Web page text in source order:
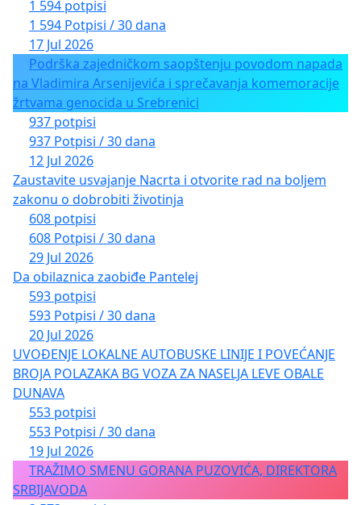
1 594 potpisi
1 594 Potpisi / 30 dana
17 Jul 2026
Podrška zajedničkom saopštenju povodom napada
na Vladimira Arsenijevića i sprečavanja komemoracije
žrtvama genocida u Srebrenici
937 potpisi
937 Potpisi / 30 dana
12 Jul 2026
Zaustavite usvajanje Nacrta i otvorite rad na boljem
zakonu o dobrobiti životinja
608 potpisi
608 Potpisi / 30 dana
29 Jul 2026
Da obilaznica zaobiđe Pantelej
593 potpisi
593 Potpisi / 30 dana
20 Jul 2026
UVOĐENJE LOKALNE AUTOBUSKE LINIJE I POVEĆANJE
BROJA POLAZAKA BG VOZA ZA NASELJA LEVE OBALE
DUNAVA
553 potpisi
553 Potpisi / 30 dana
19 Jul 2026
TRAŽIMO SMENU GORANA PUZOVIĆA, DIREKTORA
SRBIJAVODA